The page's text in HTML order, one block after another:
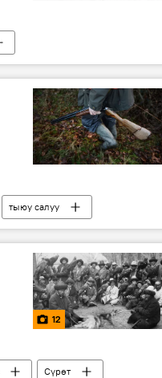
тыюу салуу
12
Сүрөт